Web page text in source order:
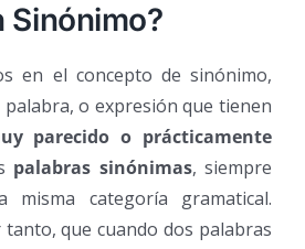
Sinónimo?
en el concepto de sinónimo,
o expresión que tienen
parecido o prácticamente
palabras sinónimas, siempre
misma categoría gramatical.
que cuando dos palabras